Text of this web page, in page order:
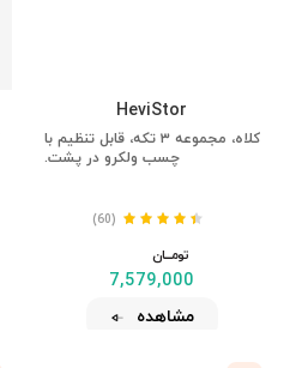
HeviStor
کلاه، مجموعه ۳ تکه، قابل تنظیم با
چسب ولکرو در پشت.
(60)
تومــــــان
7,579,000
مشاهده